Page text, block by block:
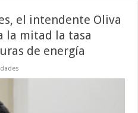
el intendente Oliva
la mitad la tasa
de energía